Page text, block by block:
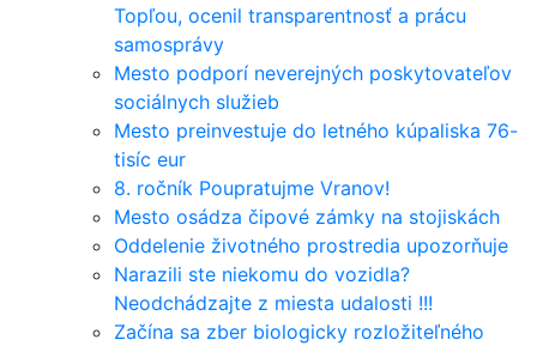
Topľou, ocenil transparentnosť a prácu
samosprávy
Mesto podporí neverejných poskytovateľov
sociálnych služieb
Mesto preinvestuje do letného kúpaliska 76-
tisíc eur
8. ročník Poupratujme Vranov!
Mesto osádza čipové zámky na stojiskách
Oddelenie životného prostredia upozorňuje
Narazili ste niekomu do vozidla?
Neodchádzajte z miesta udalosti !!!
Začína sa zber biologicky rozložiteľného